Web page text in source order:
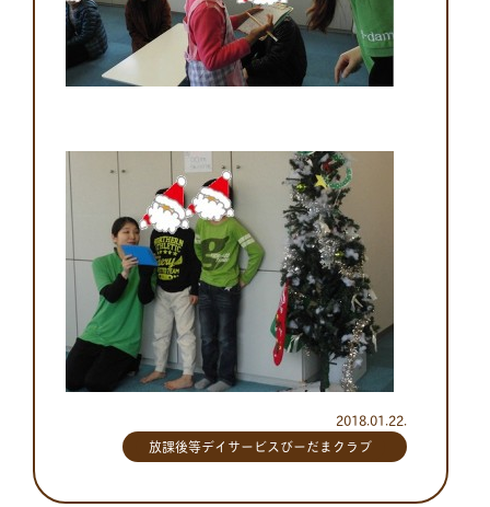
2018.01.22.
放課後等デイサービスびーだまクラブ